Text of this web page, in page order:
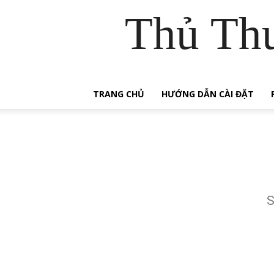
Thủ
TRANG CHỦ HƯỚNG DẪN CÀI ĐẶT